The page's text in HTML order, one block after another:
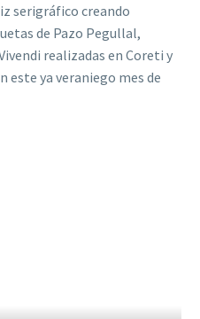
serigráfico creando
de Pazo Pegullal,
realizadas en Coreti y
este ya veraniego mes de